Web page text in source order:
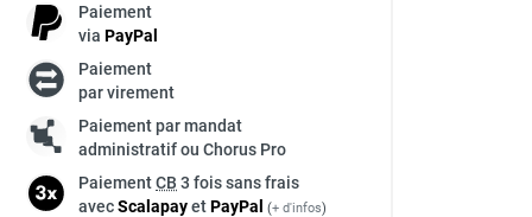
Paiement
via PayPal
Paiement
par virement
Paiement par mandat
administratif ou Chorus Pro
PaiementCB 3 fois sans frais
avecScalapayetPayPal (+ d'infos)